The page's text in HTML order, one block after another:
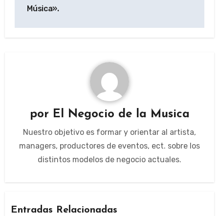
entradas
Música».
por El Negocio de la Musica
Nuestro objetivo es formar y orientar al artista,
managers, productores de eventos, ect. sobre los
distintos modelos de negocio actuales.
Entradas Relacionadas